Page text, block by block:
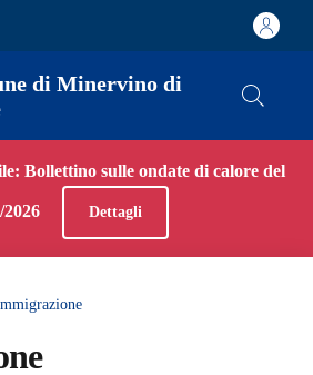
di Minervino di
Bollettino sulle ondate di calore del
2026 Dettagli